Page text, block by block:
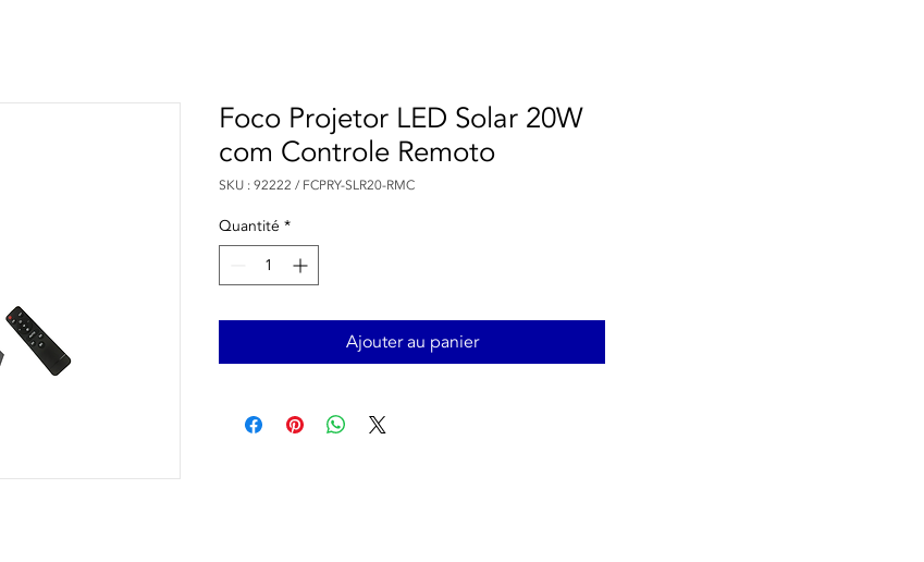
Foco Projetor LED Solar 20W
com Controle Remoto
SKU : 92222 / FCPRY-SLR20-RMC
Quantité *
Ajouter au panier